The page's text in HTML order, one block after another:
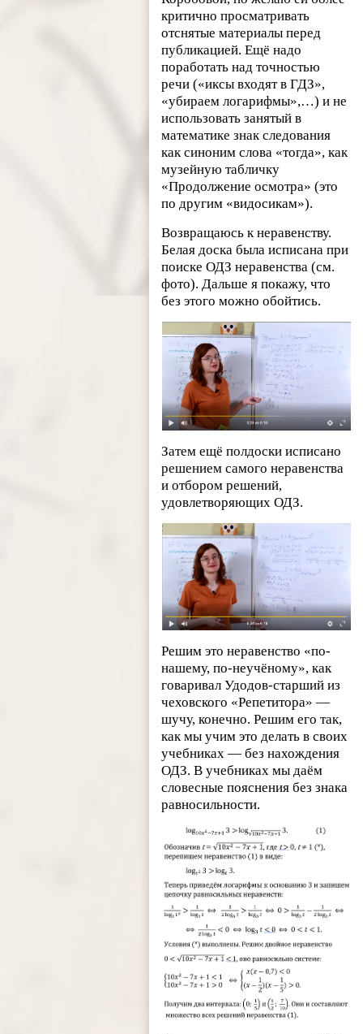
критично просматривать
отснятые материалы перед
публикацией. Ещё надо
поработать над точностью
речи («иксы входят в ГДЗ»,
«убираем логарифмы»,…) и не
использовать занятый в
математике знак следования
как синоним слова «тогда», как
музейную табличку
«Продолжение осмотра» (это
по другим «видосикам»).
Возвращаюсь к неравенству.
Белая доска была исписана при
поиске ОДЗ неравенства (см.
фото). Дальше я покажу, что
без этого можно обойтись.
Затем ещё полдоски исписано
решением самого неравенства
и отбором решений,
удовлетворяющих ОДЗ.
Решим это неравенство «по-
нашему, по-неучёному», как
говаривал Удодов-старший из
чеховского «Репетитора» —
шучу, конечно. Решим его так,
как мы учим это делать в своих
учебниках — без нахождения
ОДЗ. В учебниках мы даём
словесные пояснения без знака
равносильности.